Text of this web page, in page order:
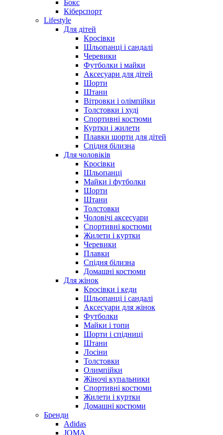
Бокс
Кіберспорт
Lifestyle
Для дітей
Кросівки
Шльопанці і сандалі
Черевики
Футболки і майки
Аксесуари для дітей
Шорти
Штани
Вітровки і олімпійки
Толстовки і худі
Спортивні костюми
Куртки і жилети
Плавки шорти для дітей
Спідня білизна
Для чоловіків
Кросівки
Шльопанці
Майки і футболки
Шорти
Штани
Толстовки
Чоловічі аксесуари
Спортивні костюми
Жилети і куртки
Черевики
Плавки
Спідня білизна
Домашні костюми
Для жінок
Кросівки і кеди
Шльопанці і сандалі
Аксесуари для жінок
Футболки
Майки і топи
Шорти і спідниці
Штани
Лосіни
Толстовки
Олимпійки
Жіночі купальники
Спортивні костюми
Жилети і куртки
Домашні костюми
Бренди
Adidas
JOMA